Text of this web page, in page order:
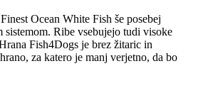
Ocean White Fish še posebej
sistemom. Ribe vsebujejo tudi visoke
Fish4Dogs je brez žitaric in
za katero je manj verjetno, da bo